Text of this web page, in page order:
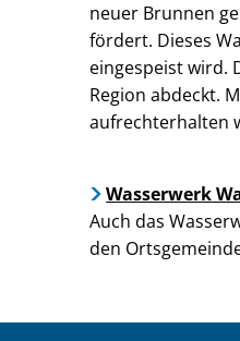
neuer Brunnen
fördert. Dieses
eingespeist wird.
Region abdeckt.
aufrechterhalten
Wasserwerk
Auch das
den